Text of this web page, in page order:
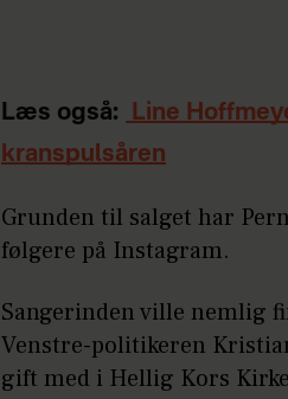
Læs også:
Line
kranspulsåren
Grunden til salget har
følgere på Instagram.
Sangerinden ville nemlig
Venstre-politikeren
gift med i Hellig Kors